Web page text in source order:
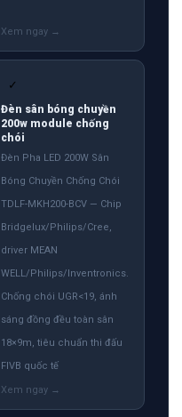
✓
Đèn sân bóng chuyền
200w module chống
chói
Đèn Pha LED 200W Sân
Bóng Chuyền Chống Chói
TDLF-MKH200-BCV — Chip
Bridgelux/Philips/Cree,
driver MEAN
WELL/Philips/Inventronics.
Chống chói UGR<19, ánh
sáng đồng đều toàn sân
18×9m, tiêu chuẩn thi đấu
FIVB quốc tế